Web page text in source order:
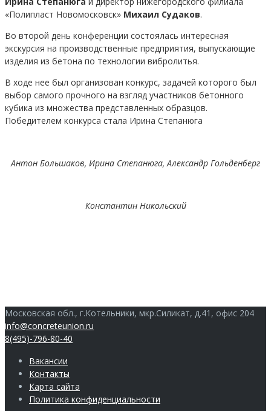
«Полипласт Новомосковск» Михаил Судаков.
Во второй день конференции состоялась интересная
экскурсия на производственные предприятия, выпускающие
изделия из бетона по технологии вибролитья.
В ходе нее был организован конкурс, задачей которого был
выбор самого прочного на взгляд участников бетонного
кубика из множества представленных образцов.
Победителем конкурса стала Ирина Степанюга
Антон Большаков, Ирина Степанюга, Александр Гольденберг
Константин Никольский
Московская обл., г.Котельники, мкр.Силикат, д.41, офис 204
info@concreteunion.ru
8(495)-796-80-40
Вакансии
Контакты
Карта сайта
Политика конфиденциальности